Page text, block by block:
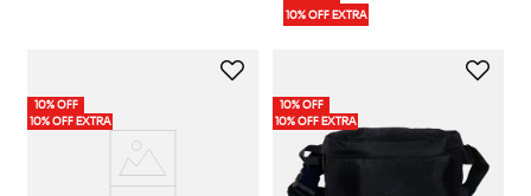
10% OFF EXTRA
10% OFF
10% OFF EXTRA
10% OFF
10% OFF EXTRA